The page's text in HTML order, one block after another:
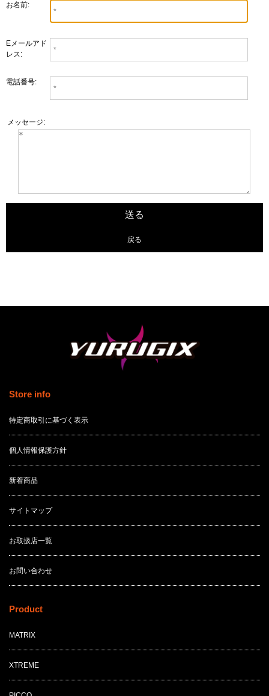
お名前:
Eメールアド
レス:
電話番号:
メッセージ:
戻る
Store info
特定商取引に基づく表示
個人情報保護方針
新着商品
サイトマップ
お取扱店一覧
お問い合わせ
Product
MATRIX
XTREME